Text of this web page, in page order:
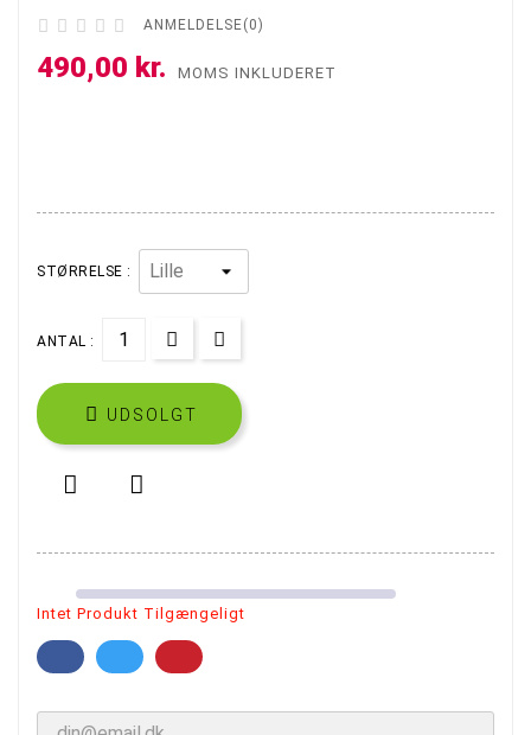
     ANMELDELSE(0)
490,00 kr. MOMS INKLUDERET
STØRRELSE :
ANTAL :
 UDSOLGT
 
Intet Produkt Tilgængeligt